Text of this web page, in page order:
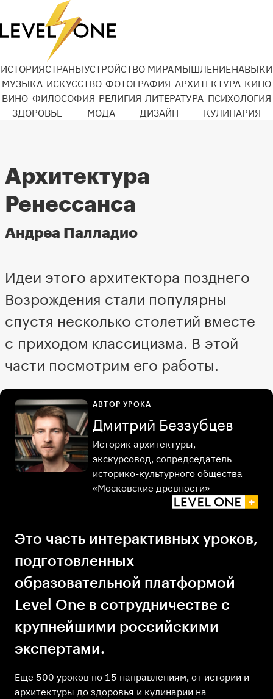
ИСТОРИЯСТРАНЫУСТРОЙСТВО МИРАМЫШЛЕНИЕНАВЫКИ
МУЗЫКА ИСКУССТВО ФОТОГРАФИЯ АРХИТЕКТУРА КИНО
ВИНО ФИЛОСОФИЯ РЕЛИГИЯ ЛИТЕРАТУРА ПСИХОЛОГИЯ
ЗДОРОВЬЕ
МОДА ДИЗАЙН КУЛИНАРИЯ
Архитектура
Ренессанса
Андреа Палладио
Идеи этого архитектора позднего
Возрождения стали популярны
спустя несколько столетий вместе
с приходом классицизма. В этой
части посмотрим его работы.
Это часть интерактивных уроков,
подготовленных
образовательной платформой
Level One в сотрудничестве с
крупнейшими российскими
экспертами.
Еще 500 уроков по 15 направлениям, от истории и
архитектуры до здоровья и кулинарии на
АВТОР УРОКА
Дмитрий Беззубцев
Историк архитектуры,
экскурсовод, сопредседатель
историко-культурного общества
«Московские древности»